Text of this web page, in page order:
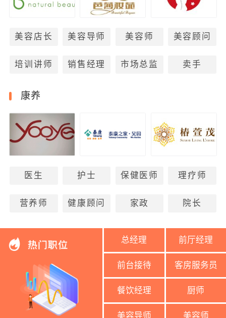
美容店长 美容导师 美容师 美容顾问
培训讲师 销售经理 市场总监 卖手
康养
医生 护士 保健医师 理疗师
营养师 健康顾问 家政 院长
总经理 前厅经理
前台接待 客房服务员
餐饮经理 厨师
美容导师 美容师